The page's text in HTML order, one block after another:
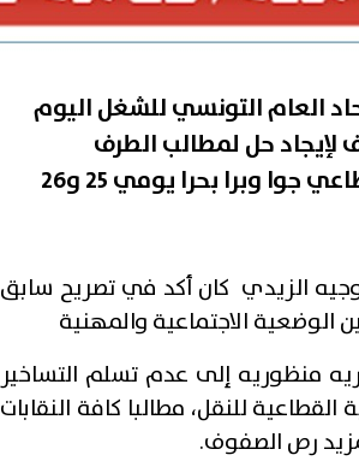
العام التونسي للشغل اليوم
لإيجاد حل لمطالب الطرف
النقابي الذي قرر الدخول في إضراب قطاعي جوا وبرا بحرا يومي 25 و26
وجيه الزيدي كان أكد في تصريح سابق
الوضعية الاجتماعية والمهنية
منظوريه إلى عدم تسلم التساخير
القطاعية للنقل، مطالبا كافة النقابات
رص الصفوف.